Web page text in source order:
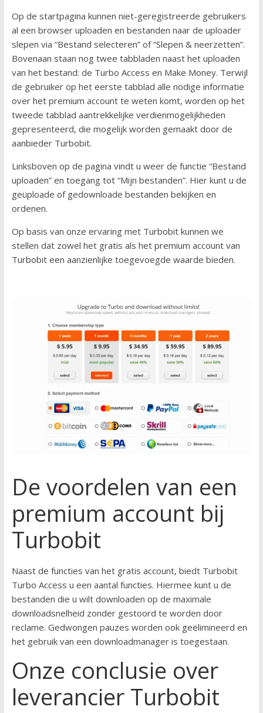
Op de startpagina kunnen niet-geregistreerde gebruikers
al een browser uploaden en bestanden naar de uploader
slepen via “Bestand selecteren” of “Slepen & neerzetten”.
Bovenaan staan nog twee tabbladen naast het uploaden
van het bestand: de Turbo Access en Make Money. Terwijl
de gebruiker op het eerste tabblad alle nodige informatie
over het premium account te weten komt, worden op het
tweede tabblad aantrekkelijke verdienmogelijkheden
gepresenteerd, die mogelijk worden gemaakt door de
aanbieder Turbobit.
Linksboven op de pagina vindt u weer de functie “Bestand
uploaden” en toegang tot “Mijn bestanden”. Hier kunt u de
geüploade of gedownloade bestanden bekijken en
ordenen.
Op basis van onze ervaring met Turbobit kunnen we
stellen dat zowel het gratis als het premium account van
Turbobit een aanzienlijke toegevoegde waarde bieden.
De voordelen van een
premium account bij
Turbobit
Naast de functies van het gratis account, biedt Turbobit
Turbo Access u een aantal functies. Hiermee kunt u de
bestanden die u wilt downloaden op de maximale
downloadsnelheid zonder gestoord te worden door
reclame. Gedwongen pauzes worden ook geëlimineerd en
het gebruik van een downloadmanager is toegestaan.
Onze conclusie over
leverancier Turbobit